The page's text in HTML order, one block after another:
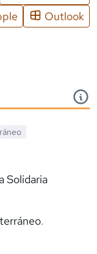
Outlook
Solidaria
.